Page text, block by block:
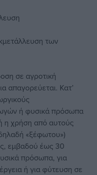
των
σε αγροτική
απαγορεύεται. Κατ’
ή φυσικά πρόσωπα
η χρήση από αυτούς
«ξέφωτου»)
εμβαδού έως 30
πρόσωπα, για
ή για φύτευση σε